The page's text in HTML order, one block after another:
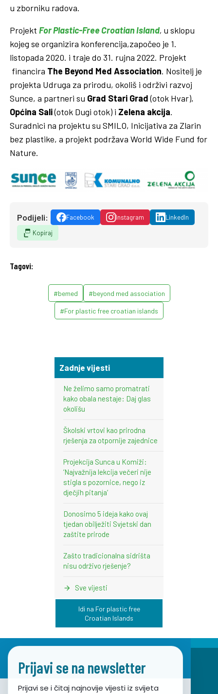
u zborniku radova.
Projekt For Plastic-Free Croatian Island, u sklopu
kojeg se organizira konferencija,započeo je 1.
listopada 2020. i traje do 31. rujna 2022. Projekt
financira The Beyond Med Association. Nositelj je
projekta Udruga za prirodu, okoliš i održivi razvoj
Sunce, a partneri su Grad Stari Grad(otok Hvar),
Općina Sali(otok Dugi otok) i Zelena akcija.
Suradnici na projektu su SMILO, Inicijativa za Zlarin
bez plastike, a projekt podržava World Wide Fund for
Nature.
Podijeli: Facebook Instagram
LinkedIn
Kopiraj
Tagovi:
#bemed #beyond med association
#For plastic free croatian islands
Zadnje vijesti
Ne želimo samo promatrati
kako obala nestaje: Daj glas
okolišu
Školski vrtovi kao prirodna
rješenja za otpornije zajednice
Projekcija Sunca u Komiži:
‘Najvažnija lekcija večeri nije
stigla s pozornice, nego iz
dječjih pitanja’
Donosimo 5 ideja kako ovaj
tjedan obilježiti Svjetski dan
zaštite prirode
Zašto tradicionalna sidrišta
nisu održivo rješenje?
Sve vijesti
Idi na For plastic free
Croatian Islands
Prijavi se na newsletter
Prijavi se i čitaj najnovije vijesti iz svijeta